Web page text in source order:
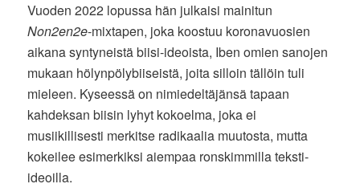
Vuoden 2022 lopussa hän julkaisi mainitun
Non2en2e-mixtapen, joka koostuu koronavuosien
aikana syntyneistä biisi-ideoista, Iben omien sanojen
mukaan hölynpölybiiseistä, joita silloin tällöin tuli
mieleen. Kyseessä on nimiedeltäjänsä tapaan
kahdeksan biisin lyhyt kokoelma, joka ei
musiikillisesti merkitse radikaalia muutosta, mutta
kokeilee esimerkiksi aiempaa ronskimmilla teksti-
ideoilla.